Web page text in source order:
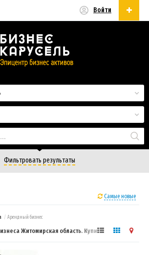
Войти
Фильтровать результаты
Самые новые
/ Арендный бизнес
Житомирская область. Купить или